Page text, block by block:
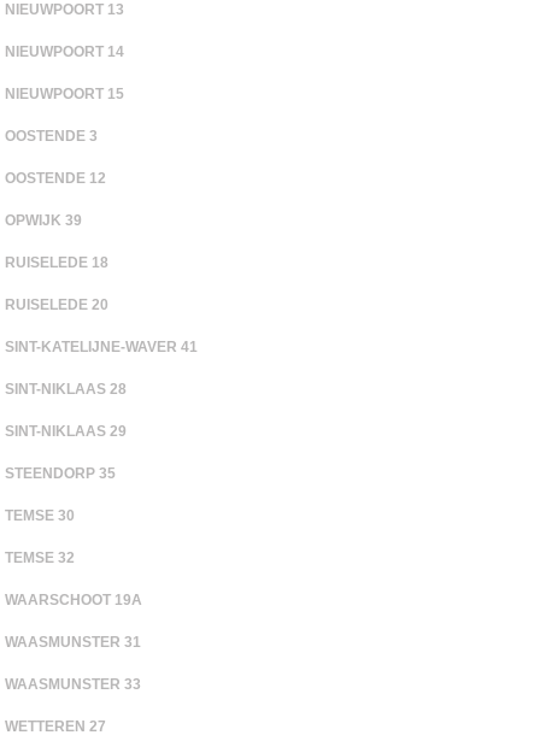
NIEUWPOORT 13
NIEUWPOORT 14
NIEUWPOORT 15
OOSTENDE 3
OOSTENDE 12
OPWIJK 39
RUISELEDE 18
RUISELEDE 20
SINT-KATELIJNE-WAVER 41
SINT-NIKLAAS 28
SINT-NIKLAAS 29
STEENDORP 35
TEMSE 30
TEMSE 32
WAARSCHOOT 19A
WAASMUNSTER 31
WAASMUNSTER 33
WETTEREN 27